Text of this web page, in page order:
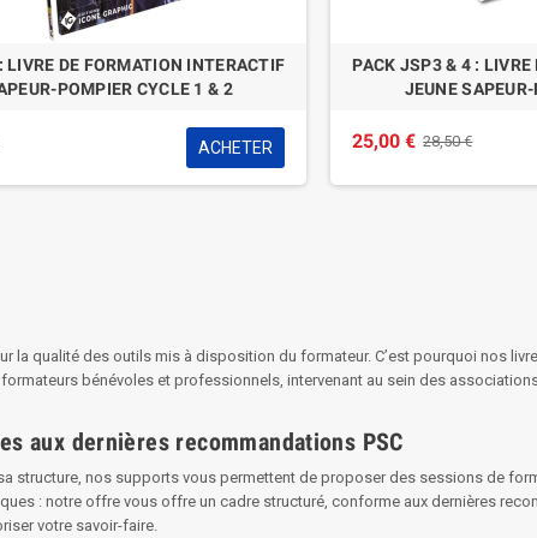
PREMIERS SECOURS EN EQUIPE -
PSE1 ET 2
ACHETER
LE LOT DE
31,00 € 32,98 €
la qualité des outils mis à disposition du formateur. C’est pourquoi nos
bénévoles et professionnels, intervenant au sein des
aux dernières recommandations PSC
structure, nos supports vous permettent de proposer des sessions de
: notre offre vous offre un cadre structuré, conforme aux dernières
votre savoir-faire.